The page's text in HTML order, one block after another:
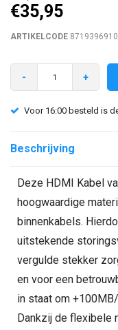
€35,95
ARTIKELCODE
- +
Voor 16:00 besteld is
Beschrijving
Deze HDMI Kabel
hoogwaardige
binnenkabels.
uitstekende
vergulde stekker
en voor een
in staat om
Dankzij de flexibele